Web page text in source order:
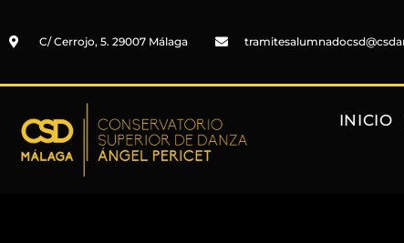
C/ Cerrojo, 5. 29007 Málaga
INICIO